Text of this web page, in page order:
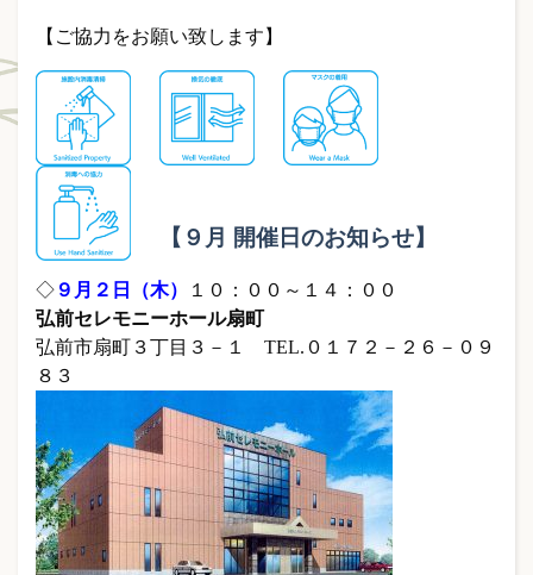
【ご協力をお願い致します】
【９月 開催日のお知らせ】
◇ ９月２日（木）
１０：００～１４：００
弘前セレモニーホール扇町
弘前市扇町３丁目３－１ TEL.０１７２－２６－０９
８３